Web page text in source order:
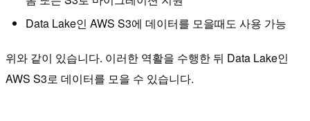
Data Lake인 AWS S3에 데이터를 모을때도 사용 가능
위와 같이 있습니다. 이러한 역활을 수행한 뒤 Data Lake인
AWS S3로 데이터를 모을 수 있습니다.